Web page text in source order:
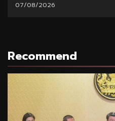
07/08/2026
Recommend